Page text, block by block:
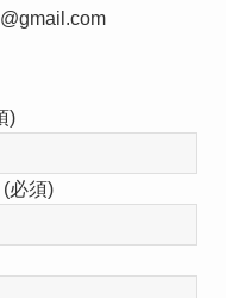
)
(必須)